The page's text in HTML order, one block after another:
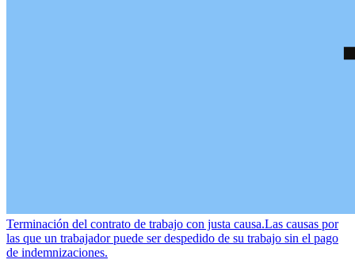
Terminación del contrato de trabajo con justa causa.Las causas por
las que un trabajador puede ser despedido de su trabajo sin el pago
de indemnizaciones.